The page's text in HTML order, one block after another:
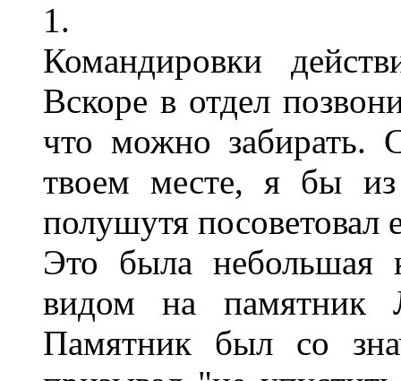
1.
Командировки
Вскоре в отдел
что можно забирать.
твоем месте, я бы
полушутя посоветовал
Это была небольшая
видом на памятник
Памятник был со